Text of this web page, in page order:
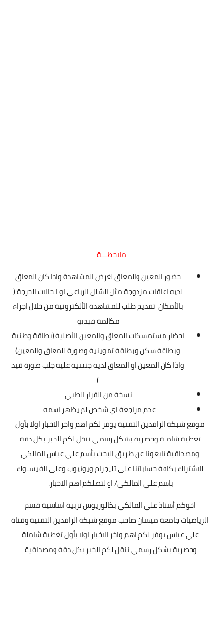
ملاحظـــة
حضور المعين والمعاق لغرض المشاهدة واذا كان المعاق
لديه اعاقات مزدوجة مثل الشلل الرباعي او الحالات الحرجة (
بالأمكان تقديم طلب للمشاهدة الألكترونية من خلال اجراء
مكالمة فيديو
احضار مستمسكات المعاق والمعين الأصلية (بطاقة وطنية
وبطاقة سكن وبطاقة تموينية وصورة للمعاق والمعين)
واذا كان المعين او المعاق لديه جنسية عليه جلب صورة قيد
)
نسخة من القرار الطبي
عدم مراجعة اي شخص لم يظهر اسمه
موقع شبكة الرافدين التقنية يوفر لكم اهم واخر الاخبار اولا بأول
تغطية شاملة وحصرية بشكل رسمي ننقل لكم الخبر بكل دقة
ومصداقية تابعونا عن طريق البحث بأسم علي عباس المالكي
للاشتراك بكافة حساباتنا على تليجرام ويوتيوب وعلى الفيسبوك
باسم علي المالكي/ او لتصلكم اهم الاخبار.
اخوكم أستاذ علي المالكي بكالوريوس تربية اساسية قسم
الرياضيات جامعة ميسان صاحب موقع شبكة الرافدين التقنية وقناة
علي عباس يوفر لكم اهم واخر الاخبار اولا بأول تغطية شاملة
وحصرية بشكل رسمي ننقل لكم الخبر بكل دقة ومصداقية